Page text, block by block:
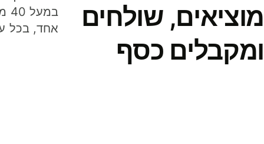
מוציאים, שולחים
ומקבלים כסף
אחד, בכל